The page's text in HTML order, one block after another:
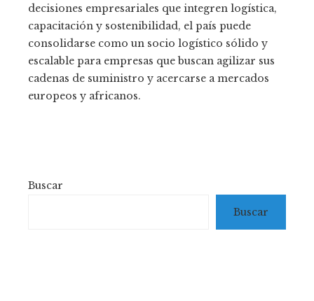
decisiones empresariales que integren logística,
capacitación y sostenibilidad, el país puede
consolidarse como un socio logístico sólido y
escalable para empresas que buscan agilizar sus
cadenas de suministro y acercarse a mercados
europeos y africanos.
Buscar
Buscar